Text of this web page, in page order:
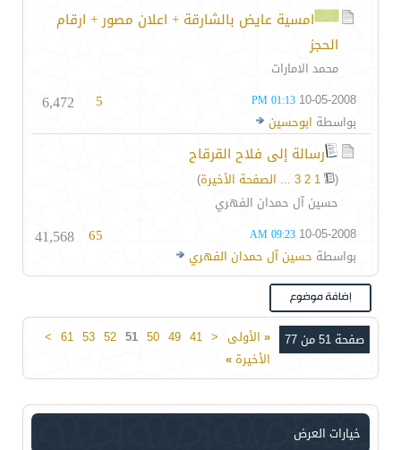
امسية عايض بالشارقة + اعلان مصور + ارقام
الحجز
محمد الامارات
10-05-2008
01:13 PM
بواسطة ابوحسين
5
6,472
رسالة إلى فلاح القرقاح
(
1
2
3
... الصفحة الأخيرة)
حسين آل حمدان الفهري
10-05-2008
09:23 AM
بواسطة حسين آل حمدان الفهري
65
41,568
صفحة 51 من 77 « الأولى <
41
49
50
51
52
53
61
>
الأخيرة»
خيارات العرض